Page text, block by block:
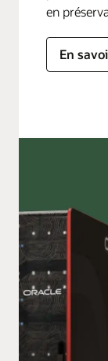
en
En